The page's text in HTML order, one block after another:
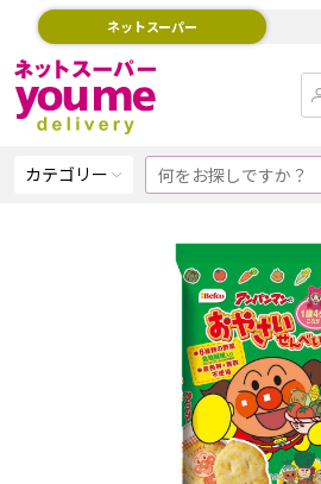
ネットスーパー
カテゴリー